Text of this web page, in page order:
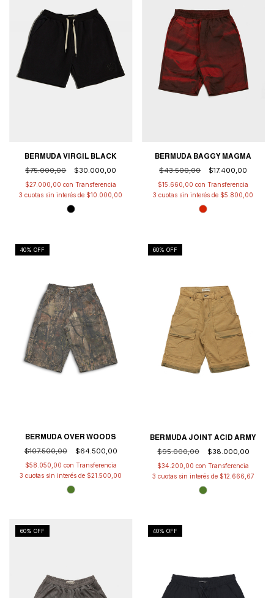
BERMUDA VIRGIL BLACK
$75.000,00
$30.000,00
$27.000,00con
3 cuotas sin interés de $10.000,00
BERMUDA BAGGY MAGMA
$43.500,00
$17.400,00
$15.660,00con
3 cuotas sin interés de $5.800,00
40% OFF
BERMUDA OVER WOODS
$107.500,00
$64.500,00
$58.050,00 con
3 cuotas sin interés de $21.500,00
60% OFF
BERMUDA JOINT ACID ARMY
$95.000,00
$38.000,00
$34.200,00con
3 cuotas sin interés de $12.666,67
60% OFF 40% OFF